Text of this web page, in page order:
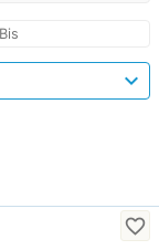
expand_more
favorite_border